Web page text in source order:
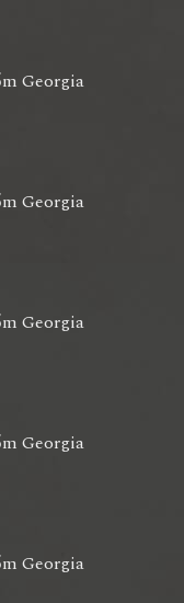
Georgia
Georgia
Georgia
Georgia
Georgia